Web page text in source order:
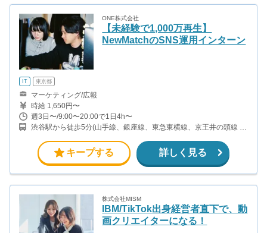
ONE株式会社
【未経験で1,000万再生】
NewMatchのSNS運用インターン
IT 東京都
マーケティング/広報
時給 1,650円〜
週3日〜/9:00〜20:00で1日4h〜
渋谷駅から徒歩5分(山手線、銀座線、東急東横線、京王井の頭線 ほ
半蔵門線)
キープする 詳しく見る
株式会社MISM
IBM/TikTok出身経営者直下で、動
画クリエイターになる！